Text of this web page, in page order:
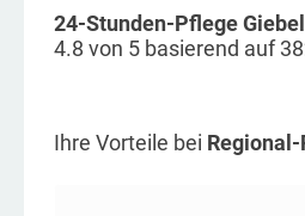
24-Stunden-Pflege
4.8 von 5 basierend auf
Ihre Vorteile bei